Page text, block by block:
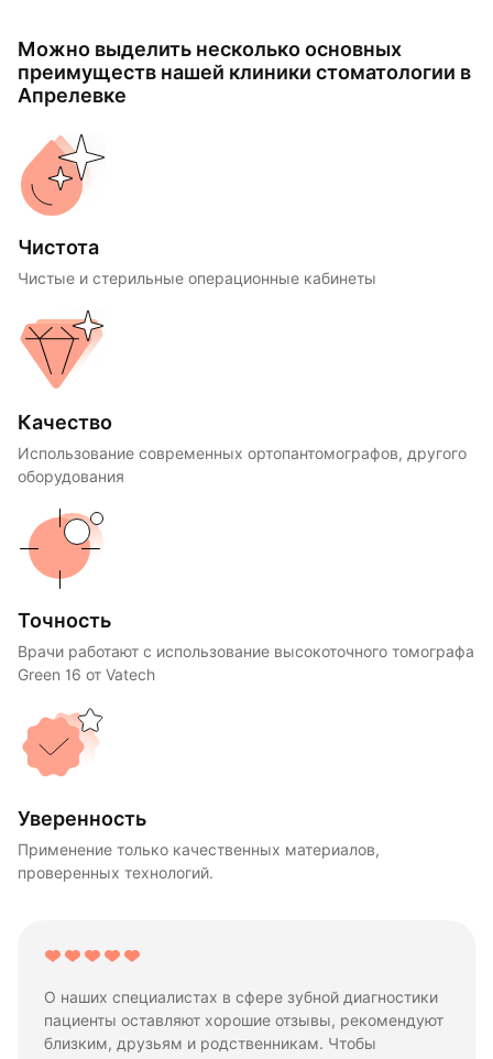
Можно выделить несколько основных
преимуществ нашей клиники стоматологии в
Апрелевке
Чистота
Чистые и стерильные операционные кабинеты
Качество
Использование современных ортопантомографов, другого
оборудования
Точность
Врачи работают с использование высокоточного томографа
Green 16 от Vatech
Уверенность
Применение только качественных материалов,
проверенных технологий.
О наших специалистах в сфере зубной диагностики
пациенты оставляют хорошие отзывы, рекомендуют
близким, друзьям и родственникам. Чтобы